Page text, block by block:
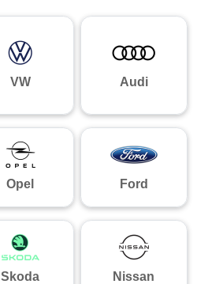
VW Audi
Opel Ford
Skoda Nissan